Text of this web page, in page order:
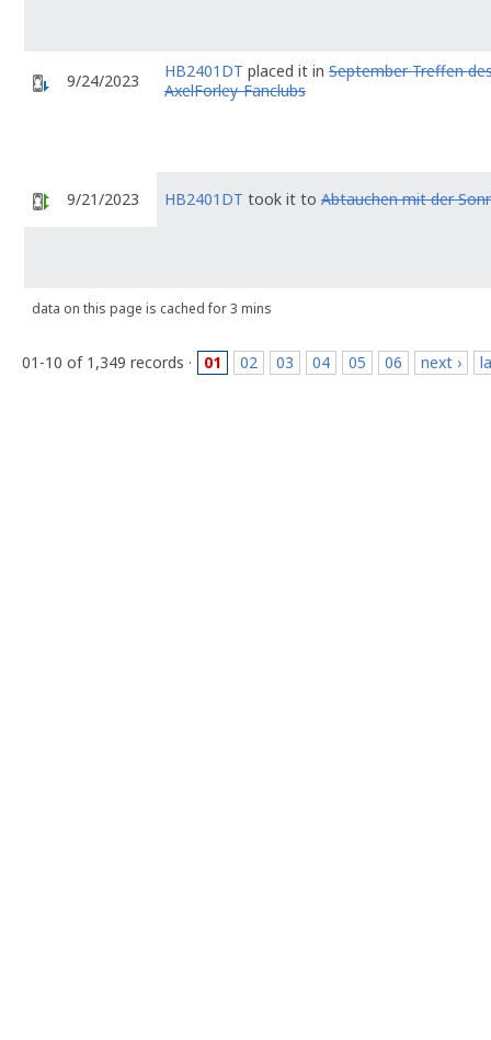
9/24/2023 HB2401DT placed it in September Treffen
AxelForley-Fanclubs
9/21/2023 HB2401DT took it to Abtauchen mit der
data on this page is cached for 3 mins
01-10 of 1,349 records · 01 02 03 04 05 06 next ›